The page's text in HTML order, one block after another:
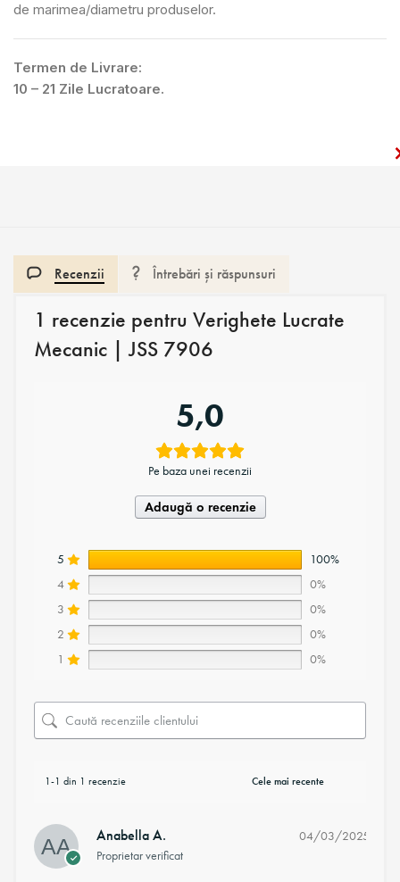
de marimea/diametru produselor.
Termen de Livrare:
10 – 21 Zile Lucratoare.
Recenzii Întrebări și răspunsuri
1 recenzie pentru Verighete Lucrate
Mecanic | JSS 7906
5,0
Pe baza unei recenzii
Adaugă o recenzie
5
100%
4
0%
3
0%
2
0%
1
0%
1-1 din 1 recenzie
Anabella A.
Proprietar verificat
04/03/2025